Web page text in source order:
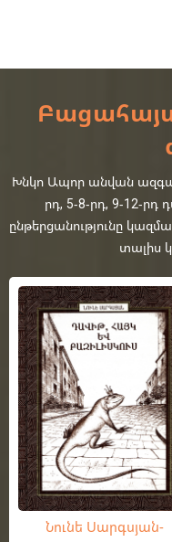
Խնկո Ապոր անվան
րդ, 5-8-րդ, 9-12-
ընթերցանությունը
տալիս
Նունե Սարգսյան-